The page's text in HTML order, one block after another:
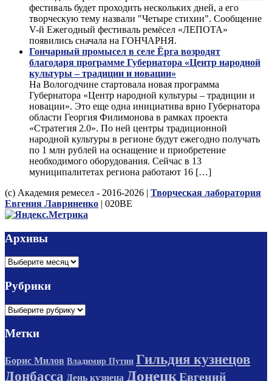
фестиваль будет проходить нескольких дней, а его
творческую тему назвали "Четыре стихии". Сообщение
V-й Ежегодный фестиваль ремёсел «ЛЕПОТА»
появились сначала на ГОНЧАРНЯ.
Гончарный промысел в селе Ёрга возродят
благодаря программе Губернатора «Центр народной
культуры – традиции и новации»
На Вологодчине стартовала новая программа
Губернатора «Центр народной культуры – традиции и
новации». Это еще одна инициатива врио Губернатора
области Георгия Филимонова в рамках проекта
«Стратегия 2.0». По ней центры традиционной
народной культуры в регионе будут ежегодно получать
по 1 млн рублей на оснащение и приобретение
необходимого оборудования. Сейчас в 13
муниципалитетах региона работают 16 […]
(с) Академия ремесел - 2016-2026 | Творческая лаборатория
Евгения Лавриненко | 020BE
Архивы
Архивы
Рубрики
Рубрики
Метки
Борис Милов Владимир Путин Гильдия кузнецов
Донбасса День кузнеца ДонецкЕвгений